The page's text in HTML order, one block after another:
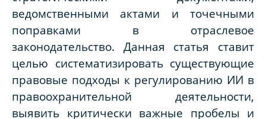
ведомственными актами и точечными
поправками в отраслевое
законодательство. Данная статья ставит
целью систематизировать существующие
правовые подходы к регулированию ИИ в
правоохранительной деятельности,
выявить критически важные пробелы и